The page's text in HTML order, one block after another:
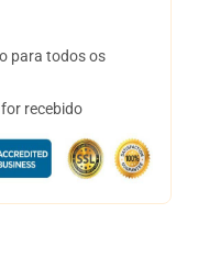
para todos os
recebido